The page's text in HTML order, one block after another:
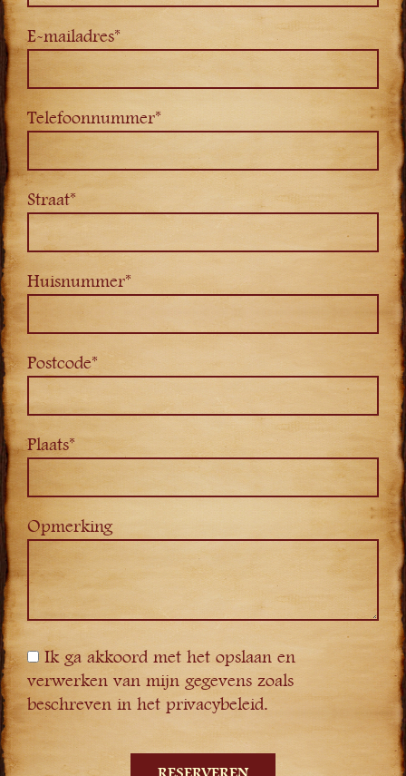
E-mailadres*
Telefoonnummer*
Straat*
Huisnummer*
Postcode*
Plaats*
Opmerking
Ik ga akkoord met het opslaan en
verwerken van mijn gegevens zoals
beschreven in het privacybeleid.